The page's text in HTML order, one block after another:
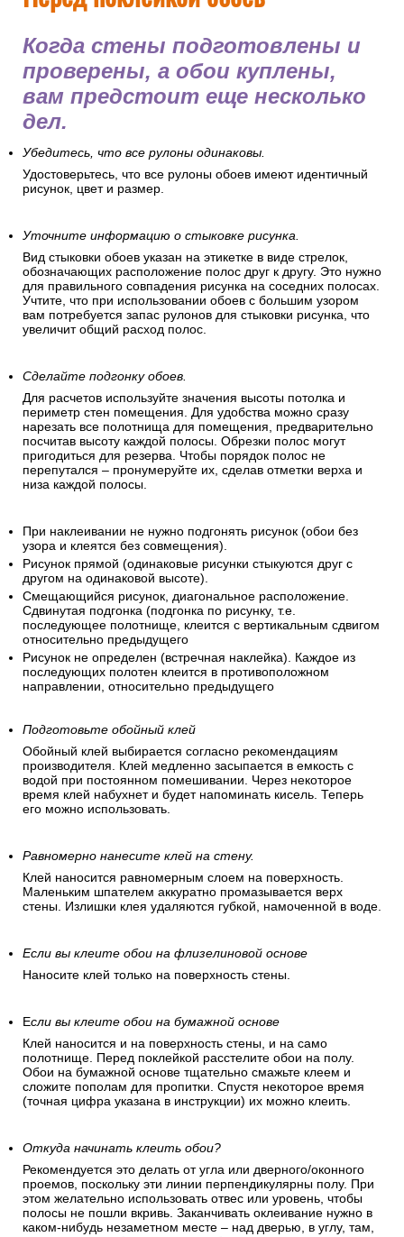
картонки.
полосы и подготовиться к оклеиванию.
Перед поклейкой обоев
Когда стены подготовлены и
проверены, а обои куплены,
вам предстоит еще несколько
Убедитесь, что все рулоны одинаковы.
Удостоверьтесь, что все рулоны обоев имеют идентичный
рисунок, цвет и размер.
Уточните информацию о стыковке рисунка.
обозначающих расположение полос друг к другу. Это нужно
для правильного совпадения рисунка на соседних полосах.
Учтите, что при использовании обоев с большим узором
вам потребуется запас рулонов для стыковки рисунка, что
увеличит общий расход полос.
Сделайте подгонку обоев.
Для расчетов используйте значения высоты потолка и
нарезать все полотнища для помещения, предварительно
посчитав высоту каждой полосы. Обрезки полос могут
пригодиться для резерва. Чтобы порядок полос не
перепутался – пронумеруйте их, сделав отметки верха и
низа каждой полосы.
При наклеивании не нужно подгонять рисунок (обои без
узора и клеятся без совмещения).
Рисунок прямой (одинаковые рисунки стыкуются друг с
другом на одинаковой высоте).
Смещающийся рисунок, диагональное расположение.
последующее полотнище, клеится с вертикальным сдвигом
относительно предыдущего
Рисунок не определен (встречная наклейка). Каждое из
последующих полотен клеится в противоположном
направлении, относительно предыдущего
Обойный клей выбирается согласно рекомендациям
производителя. Клей медленно засыпается в емкость с
водой при постоянном помешивании. Через некоторое
время клей набухнет и будет напоминать кисель. Теперь
его можно использовать.
Равномерно нанесите клей на стену.
Клей наносится равномерным слоем на поверхность.
Если вы клеите обои на флизелиновой основе
Наносите клей только на поверхность стены.
Клей наносится и на поверхность стены, и на само
полотнище. Перед поклейкой расстелите обои на полу.
Обои на бумажной основе тщательно смажьте клеем и
сложите пополам для пропитки. Спустя некоторое время
(точная цифра указана в инструкции) их можно клеить.